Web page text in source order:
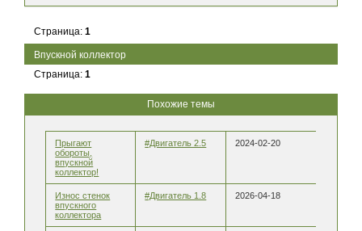
Впускной коллектор
Страница:1
Страница:1
Похожие темы
Прыгают
обороты,
впускной
коллектор!
#Двигатель 2.5 2024-02-20
Износ стенок
впускного
коллектора
#Двигатель 1.8 2026-04-18